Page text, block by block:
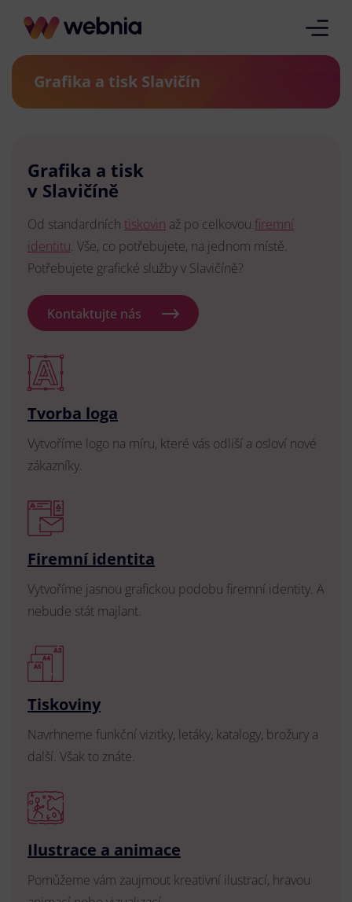
Grafika a tisk Slavičín
Grafika a tisk
v Slavičíně
Od standardních tiskovin až po celkovou firemní
identitu. Vše, co potřebujete, na jednom místě.
Potřebujete grafické služby v Slavičíně?
Kontaktujte nás
Tvorba loga
Vytvoříme logo na míru, které vás odliší a osloví nové
zákazníky.
Firemní identita
Vytvoříme jasnou grafickou podobu firemní identity. A
nebude stát majlant.
Tiskoviny
Navrhneme funkční vizitky, letáky, katalogy, brožury a
další. Však to znáte.
Ilustrace a animace
Pomůžeme vám zaujmout kreativní ilustrací, hravou